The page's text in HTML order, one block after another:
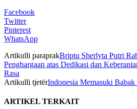
Facebook
Twitter
Pinterest
WhatsApp
Artikulli paraprakBriptu Sherlyta Putri
Penghargaan atas Dedikasi dan
Rasa
Artikulli tjetërIndonesia Memasuki
ARTIKEL TERKAIT